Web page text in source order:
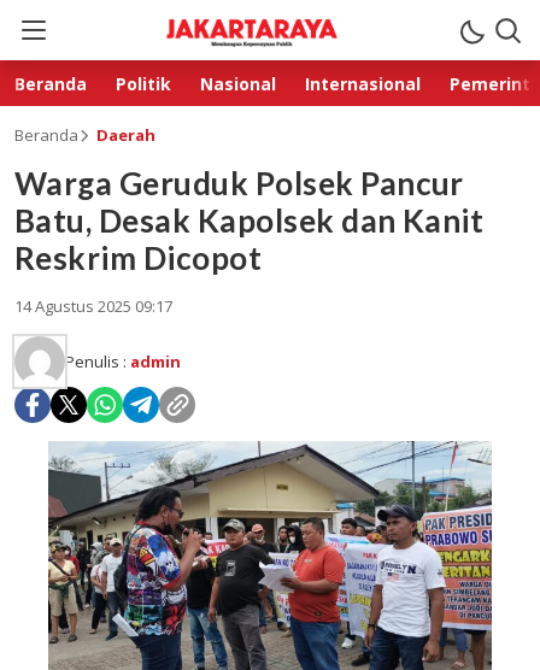
Beranda Politik Nasional Internasional
Beranda Daerah
Warga Geruduk Polsek Pancur
Batu, Desak Kapolsek dan Kanit
Reskrim Dicopot
14 Agustus 2025 09:17
Penulis : admin